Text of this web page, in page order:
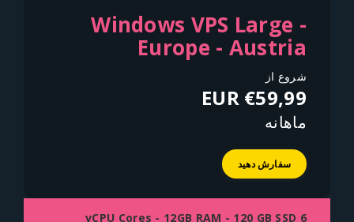
Windows VPS Large -
Europe - Austria
شروع از
€59,99 EUR
ماهانه
سفارش دهید